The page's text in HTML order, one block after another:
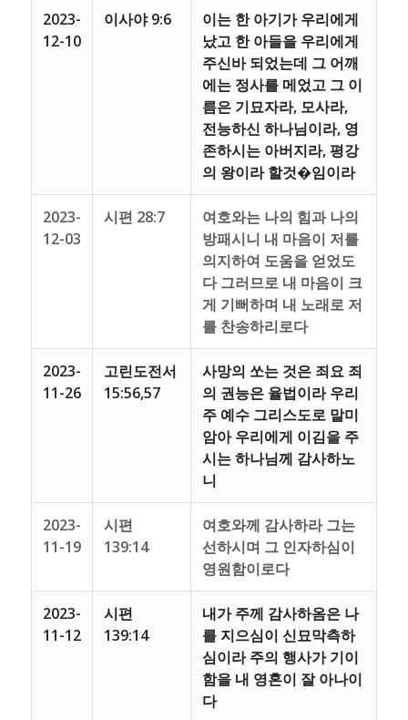
2023-
12-10
이사야 9:6
이는 한 아기가 우리에게
났고 한 아들을 우리에게
주신바 되었는데 그 어깨
에는 정사를 메었고 그 이
름은 기묘자라, 모사라,
전능하신 하나님이라, 영
존하시는 아버지라, 평강
의 왕이라 할것�임이라
2023-
12-03
시편 28:7
여호와는 나의 힘과 나의
방패시니 내 마음이 저를
의지하여 도움을 얻었도
다 그러므로 내 마음이 크
게 기뻐하며 내 노래로 저
를 찬송하리로다
2023-
11-26
고린도전서
15:56,57
사망의 쏘는 것은 죄요 죄
의 권능은 율법이라 우리
주 예수 그리스도로 말미
암아 우리에게 이김을 주
시는 하나님께 감사하노
니
2023-
11-19
시편
139:14
여호와께 감사하라 그는
선하시며 그 인자하심이
영원함이로다
2023-
11-12
시편
139:14
내가 주께 감사하옴은 나
를 지으심이 신묘막측하
심이라 주의 행사가 기이
함을 내 영혼이 잘 아나이
다